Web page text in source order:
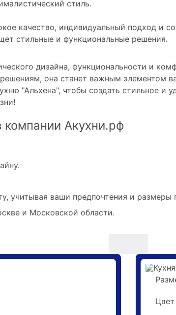
стиль.
качество, индивидуальный подход и
стильные и функциональные решения.
дизайна, функциональности и
она станет важным элементом
"Альхена", чтобы создать стильное и
компании Акухни.рф
учитывая ваши предпочтения и размеры
и Московской области.
Цвет